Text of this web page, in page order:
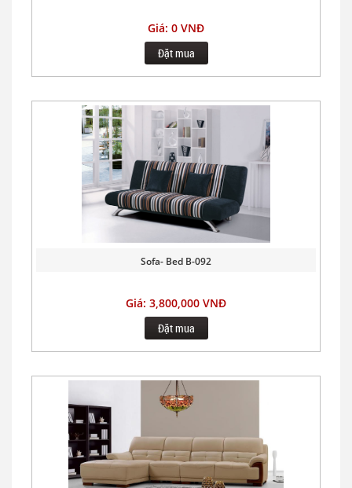
Giá: 0 VNĐ
Đặt mua
Sofa- Bed B-092
Giá: 3,800,000 VNĐ
Đặt mua